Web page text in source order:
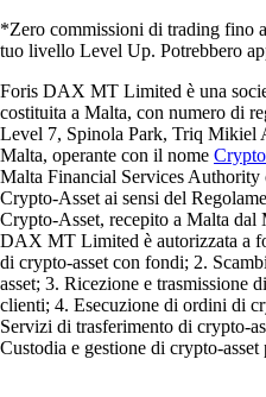
*Zero commissioni di trading fino
tuo livello Level Up. Potrebbero
Foris DAX MT Limited è una
costituita a Malta, con numero di
Level 7, Spinola Park, Triq Mikiel
Malta, operante con il nome
Malta Financial Services
Crypto-Asset ai sensi del
Crypto-Asset, recepito a Malta
DAX MT Limited è autorizzata a
di crypto-asset con fondi; 2.
asset; 3. Ricezione e trasmissione
clienti; 4. Esecuzione di ordini di
Servizi di trasferimento di crypto-
Custodia e gestione di crypto-